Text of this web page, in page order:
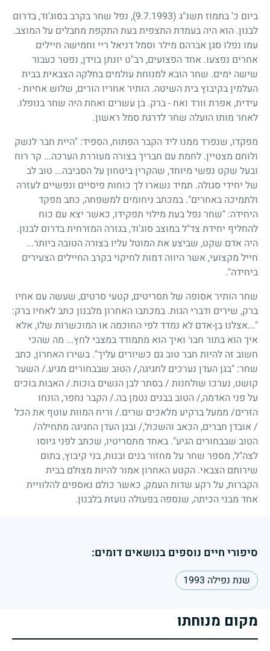
ביום כ' בתמוז תשנ"ג (9.7.1993)
, נפל שחר בקרב בסוג'וד, בדרום
לבנון. הוא היה בעמדת התצפית בעת התקפת מחבלים על המוצב.
עמו נפלו סגן אברהם מילר וסמל דניאל ריי וחמישה חיילים
אחרים נפצעו. אחד הפצועים, רב"ט יונתן בוידן, נפטר כעבור
שישה ימים. שחר הובא למנוחת עולמים בחלקה הצבאית בבית
העלמין בקיבוץ בית השיטה. הותיר אחריו הורים, שלוש אחיות -
עידית, אפרת וורד ואח - ברק. בן עשרים ואחת היה שחר בנופלו.
לאחר מותו הועלה שחר לדרגת סמל ראשון.
מפקדו, שנפרד ממנו ליד הקבר הפתוח, הספיד: "היית חבר לנשק
ולוחם מצטיין. לחמת עם חבריך בצורה מעוררת הערכה... קר רוח
ובעל שקט נפשי מיוחד, שהקרין ביטחון על הסביבה... טוב לב
של יחידי סגולה. תמיד נשארו לך כוחות פיסיים ונפשיים לעזרה
ולתמיכה באחרים". במכתב ניחומים למשפחה, כתב מפקד
היחידה: "שחר נפל בעת מילוי תפקידו, כאשר יצא עם כוח
להחליף יחידת צד"ל במוצב סוג'וד, בגזרה המזרחית בדרום לבנון.
היה אדם שקט, שביצע את המוטל עליו בצורה הטובה ביותר...
חייל מקצועי, אשר היווה דמות לחיקוי בקרב החיילים הצעירים
ביחידה".
שחר הותיר אסופה של תסריטים, קטעי סרטים, שעשה עם אחיו
ברק, שירים ודברי הגות. במכתבו האחרון מלבנון כתב לאחיו ברק:
"...אצלנו בן-אדם לא נמדד לפי החוכמה או המוכשרות שלו, אלא
איך הוא בתור חבר ואיך הוא מתמודד במצבי לחץ... מה שהכי
חשוב זה להיות חבר טוב גם כשיורים עליך". בשירו האחרון, כתב
שחר: "בגן העדן נערכים לחגיגה,/ הטוב שבבחורים מגיע./ השער
קושט, נערכו שולחנות /בסתר לבן הנשים בוכות./ האבות בוכים
על פני האדמה,/ הטוב בבנים נטמן בה./ הקבר נחפר, הונחו
הזרים/ ממעל ברקיע מלאכים שרים./ וריח המוות עוטף את הכל
/אובדן חברים, הכאב והשכול,/ ובגן העדן החגיגה מתחילה/
הטוב שבבחורים הגיע". באחד מתסריטיו, שכתב לפני גיוסו
לצה"ל, מספר שחר על מחזור בנים ובנות, בני קיבוץ, בתום
שירותם הצבאי. הקטע האחרון אמור להיות מצולם בבית
הקברות, על רקע שדות העמק, כאשר כולם נאספים להלוויית
אחד מבני הכיתה, שנספה בפעולה נועזת בלבנון.
סיפורי חיים נוספים בנושאים דומים:
שנת נפילה 1993
מקום מנוחתו